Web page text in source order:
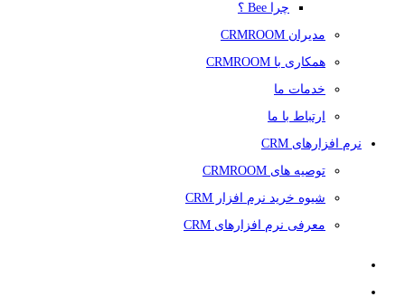
چرا Bee ؟
مدیران CRMROOM
همکاری با CRMROOM
خدمات ما
ارتباط با ما
نرم افزارهای CRM
توصیه های CRMROOM
شیوه خرید نرم افزار CRM
معرفی نرم افزارهای CRM